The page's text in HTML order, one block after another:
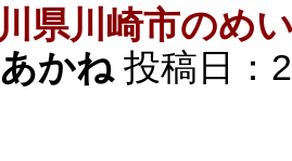
県川崎市のめ
あかね投稿日：